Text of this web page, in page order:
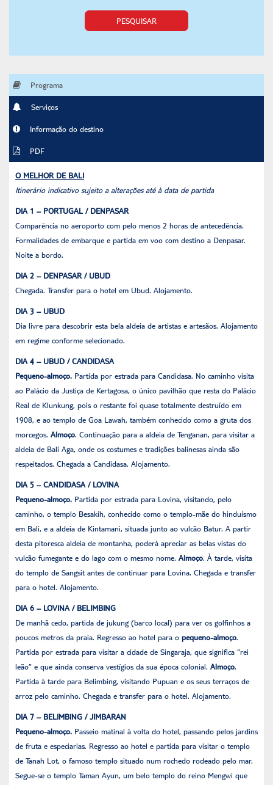
PESQUISAR
Programa
Serviços
Informação do destino
PDF
O MELHOR DE BALI
Itinerário indicativo sujeito a alterações até à data de partida
DIA 1 – PORTUGAL / DENPASAR
Comparência no aeroporto com pelo menos 2 horas de antecedência.
Formalidades de embarque e partida em voo com destino a Denpasar.
Noite a bordo.
DIA 2 – DENPASAR / UBUD
Chegada. Transfer para o hotel em Ubud. Alojamento.
DIA 3 – UBUD
Dia livre para descobrir esta bela aldeia de artistas e artesãos. Alojamento
em regime conforme selecionado.
DIA 4 – UBUD / CANDIDASA
Pequeno-almoço. Partida por estrada para Candidasa. No caminho visita
ao Palácio da Justiça de Kertagosa, o único pavilhão que resta do Palácio
Real de Klunkung, pois o restante foi quase totalmente destruído em
1908, e ao templo de Goa Lawah, também conhecido como a gruta dos
morcegos. Almoço. Continuação para a aldeia de Tenganan, para visitar a
aldeia de Bali Aga, onde os costumes e tradições balinesas ainda são
respeitados. Chegada a Candidasa. Alojamento.
DIA 5 – CANDIDASA / LOVINA
Pequeno-almoço. Partida por estrada para Lovina, visitando, pelo
caminho, o templo Besakih, conhecido como o templo-mãe do hinduísmo
em Bali, e a aldeia de Kintamani, situada junto ao vulcão Batur. A partir
desta pitoresca aldeia de montanha, poderá apreciar as belas vistas do
vulcão fumegante e do lago com o mesmo nome. Almoço. À tarde, visita
do templo de Sangsit antes de continuar para Lovina. Chegada e transfer
para o hotel. Alojamento.
DIA 6 – LOVINA / BELIMBING
De manhã cedo, partida de jukung (barco local) para ver os golfinhos a
poucos metros da praia. Regresso ao hotel para o pequeno-almoço.
Partida por estrada para visitar a cidade de Singaraja, que significa “rei
leão” e que ainda conserva vestígios da sua época colonial. Almoço.
Partida à tarde para Belimbing, visitando Pupuan e os seus terraços de
arroz pelo caminho. Chegada e transfer para o hotel. Alojamento.
DIA 7 – BELIMBING / JIMBARAN
Pequeno-almoço. Passeio matinal à volta do hotel, passando pelos jardins
de fruta e especiarias. Regresso ao hotel e partida para visitar o templo
de Tanah Lot, o famoso templo situado num rochedo rodeado pelo mar.
Segue-se o templo Taman Ayun, um belo templo do reino Mengwi que